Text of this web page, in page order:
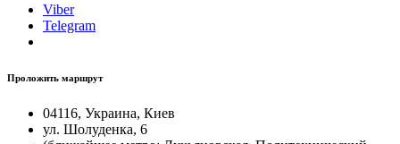
Viber
Telegram
Проложить маршрут
04116, Украина, Киев
ул. Шолуденка, 6